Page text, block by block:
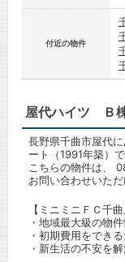
付近の物件
屋代ハイツ Ｂ
長野県千曲市屋代
ート（1991年築）で
こちらの物件は、
お問い合わせいた
【ミニミニＦＣ千
・地域最大級の物
・初期費用をでき
・新生活の不安を